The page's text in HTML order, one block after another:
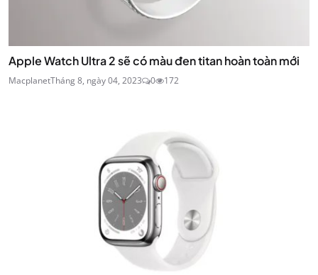
Apple Watch Ultra 2 sẽ có màu đen titan hoàn toàn mới
MacplanetTháng 8, ngày 04, 2023 0 172